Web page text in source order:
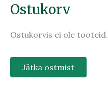
Ostukorv
Ostukorvis ei ole tooteid.
Jätka ostmist